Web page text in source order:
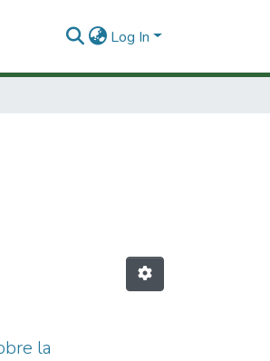
Log In
la